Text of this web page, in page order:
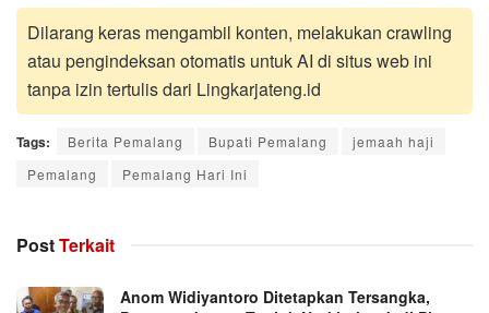
Dilarang keras mengambil konten, melakukan crawling
atau pengindeksan otomatis untuk AI di situs web ini
tanpa izin tertulis dari Lingkarjateng.id
Tags: Berita Pemalang Bupati Pemalang
jemaah haji
Pemalang
Pemalang Hari Ini
PostTerkait
Anom Widiyantoro Ditetapkan Tersangka,